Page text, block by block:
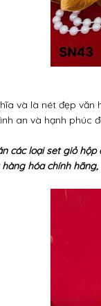
và là nét đẹp
an và hạnh phúc
các loại set giỏ
hóa chính